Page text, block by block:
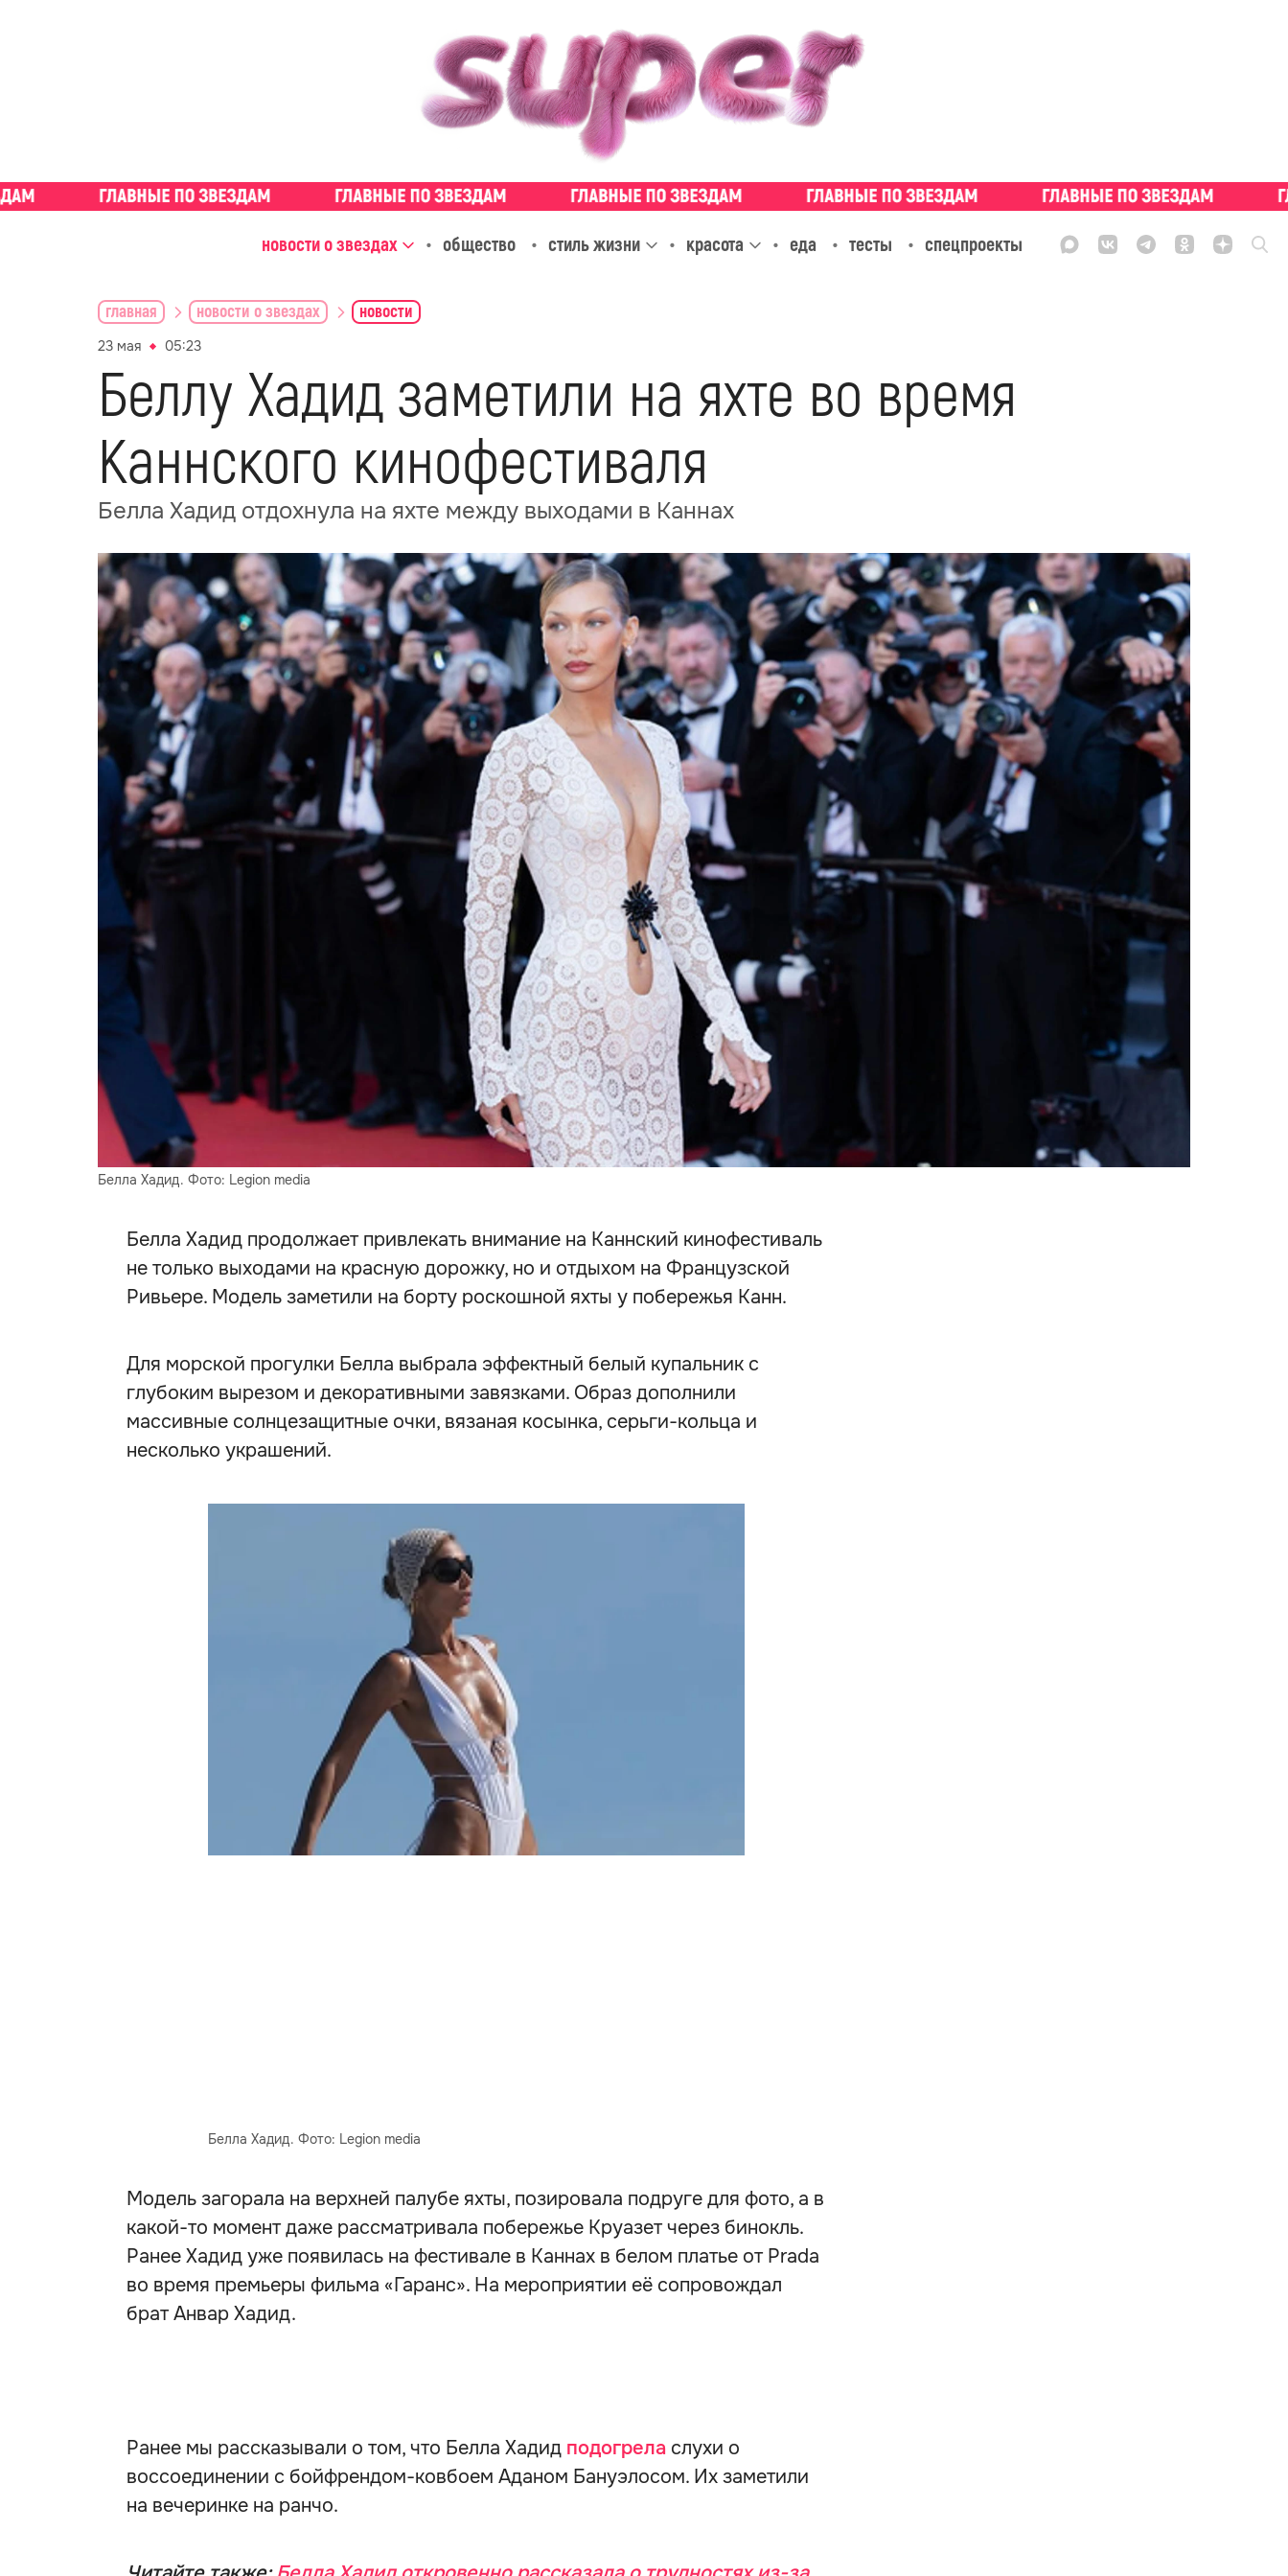
новости о звездах общество стиль жизни красота еда тесты спецпроекты
главная новости о звездах новости
23 мая 05:23
Беллу Хадид заметили на яхте во время
Каннского кинофестиваля
Белла Хадид отдохнула на яхте между выходами в Каннах
Белла Хадид. Фото: Legion media
Белла Хадид продолжает привлекать внимание на Каннский кинофестиваль
не только выходами на красную дорожку, но и отдыхом на Французской
Ривьере. Модель заметили на борту роскошной яхты у побережья Канн.
Для морской прогулки Белла выбрала эффектный белый купальник с
глубоким вырезом и декоративными завязками. Образ дополнили
массивные солнцезащитные очки, вязаная косынка, серьги-кольца и
несколько украшений.
Белла Хадид. Фото: Legion media
Модель загорала на верхней палубе яхты, позировала подруге для фото, а в
какой-то момент даже рассматривала побережье Круазет через бинокль.
Ранее Хадид уже появилась на фестивале в Каннах в белом платье от Prada
во время премьеры фильма «Гаранс». На мероприятии её сопровождал
брат Анвар Хадид.
Ранее мы рассказывали о том, что Белла Хадид подогрела слухи о
воссоединении с бойфрендом-ковбоем Аданом Бануэлосом. Их заметили
на вечеринке на ранчо.